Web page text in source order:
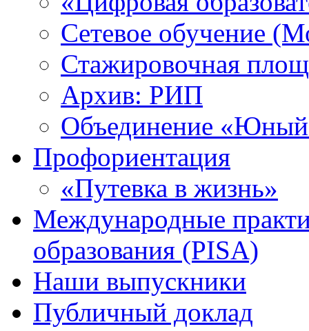
Сетевое обучение
Стажировочная
Архив: РИП
Объединение «Юный
Профориентация
«Путевка в жизнь»
Международные
образования (PISA)
Наши выпускники
Публичный доклад